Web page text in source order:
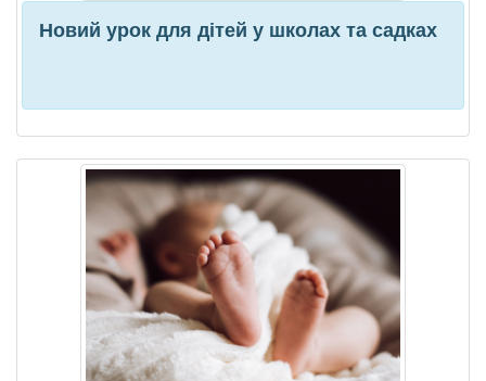
Новий урок для дітей у школах та садках